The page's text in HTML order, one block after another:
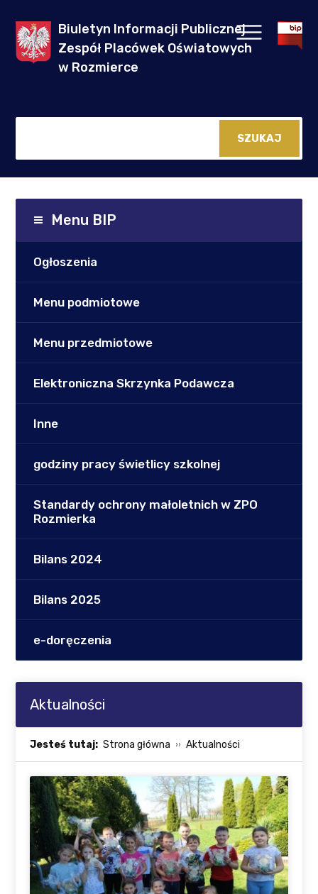
Biuletyn Informacji Publicznej
Zespół Placówek Oświatowych
w Rozmierce
Menu BIP
Ogłoszenia
Menu podmiotowe
Menu przedmiotowe
Elektroniczna Skrzynka Podawcza
Inne
godziny pracy świetlicy szkolnej
Standardy ochrony małoletnich w ZPO
Rozmierka
Bilans 2024
Bilans 2025
e-doręczenia
Aktualności
Jesteś tutaj: Strona główna Aktualności